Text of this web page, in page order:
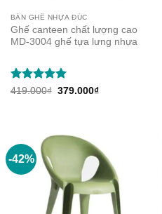
BÀN GHẾ NHỰA ĐÚC
Ghế canteen chất lượng cao
MD-3004 ghế tựa lưng nhựa
Rated5
419.000₫ Original
379.000₫Current
-42%